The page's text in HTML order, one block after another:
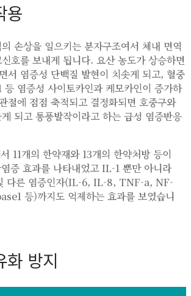
용
손상을 일으키는 분자구조여서 체내 면역
호를 보내게 됩니다. 요산 농도가 상승하면
서 염증성 단백질 발현이 치솟게 되고, 혈중
염증성 사이토카인과 케모카인이 증가하
절에 점점 축적되고 결정화되면 호중구와
되고 통풍발작이라고 하는 급성 염증반응
11개의 한약재와 13개의 한약처방 등이
증 효과를 나타내었고 IL-1 뿐만 아니라
다른 염증인자(IL-6, IL-8, TNF-a, NF-
등)까지도 억제하는 효과를 보였습니
화 방지